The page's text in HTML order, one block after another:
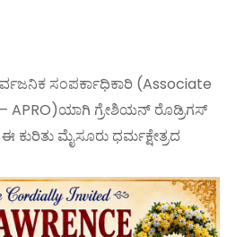
ಸಂಪರ್ಕಾಧಿಕಾರಿ (Associate
APRO)ಯಾಗಿ ಗ್ರೇಶಿಯನ್ ರೊಡ್ರಿಗಸ್
ಮೈಸೂರು ಧರ್ಮಕ್ಷೇತ್ರದ